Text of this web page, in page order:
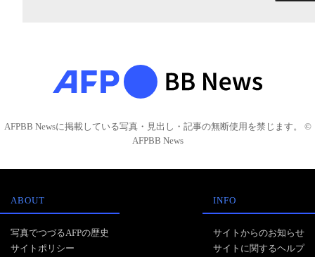
AFPBB Newsに掲載している写真・見出し・記事の無断使用を禁じます。 ©
AFPBB News
ABOUT
写真でつづるAFPの歴史
サイトポリシー
INFO
サイトからのお知らせ
サイトに関するヘルプ